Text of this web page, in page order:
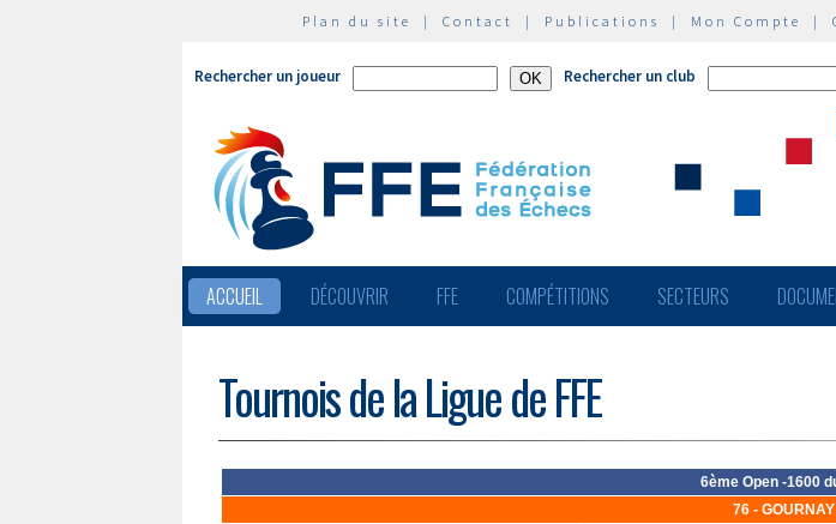
Plan du site | Contact | Publications | Mon Compte |
Rechercher un joueur Rechercher un club
ACCUEIL DÉCOUVRIR FFE COMPÉTITIONS SECTEURS
Tournois de la Ligue de FFE
6ème Open -1600
76 -